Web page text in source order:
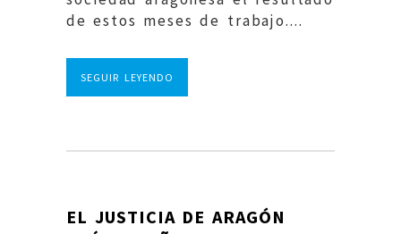
de estos meses de trabajo....
SEGUIR LEYENDO
EL JUSTICIA DE ARAGÓN